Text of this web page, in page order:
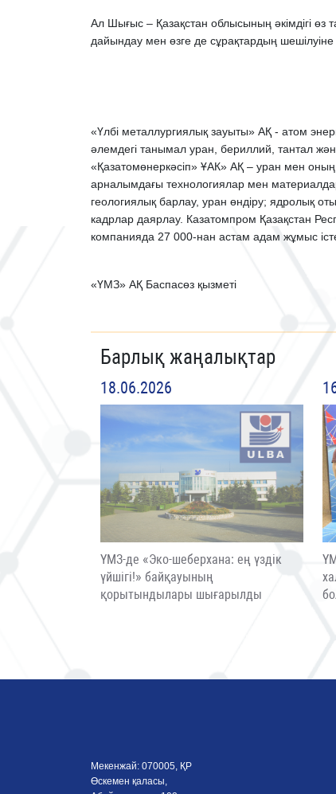
Ал Шығыс – Қазақстан облысының әкімдігі өз
дайындау мен өзге де сұрақтардың шешілуіне
«Үлбі металлургиялық зауыты» АҚ - атом
әлемдегі танымал уран, бериллий, тантал
«Қазатомөнеркәсіп» ҰАК» АҚ – уран мен
арналымдағы технологиялар мен
геологиялық барлау, уран өндіру; ядролық
кадрлар даярлау. Казатомпром Қазақстан
компанияда 27 000-нан астам адам жұмыс
«ҮМЗ» АҚ Баспасөз қызметі
Барлық жаңалықтар
18.06.2026
ҮМЗ-де «Эко-шеберхана: ең үздік
үйшігі!» байқауының
қорытындылары шығарылды
Мекенжай: 070005, ҚР
Өскемен қаласы,